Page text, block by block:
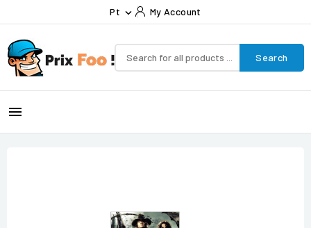
Pt  My Account
Search
